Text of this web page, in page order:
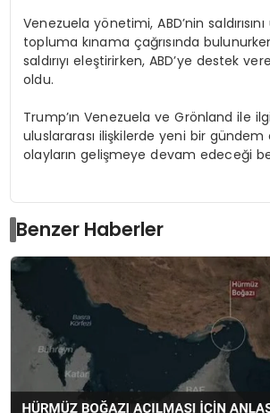
Venezuela yönetimi, ABD’nin
topluma kınama çağrısında
saldırıyı eleştirirken, ABD’ye destek
oldu.
Trump’ın Venezuela ve Grönland ile
uluslararası ilişkilerde yeni bir
olayların gelişmeye devam edeceği
Benzer Haberler